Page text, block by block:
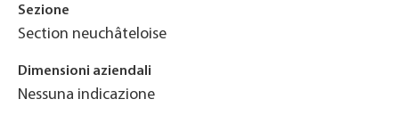
Sezione
Section neuchâteloise
Dimensioni aziendali
Nessuna indicazione